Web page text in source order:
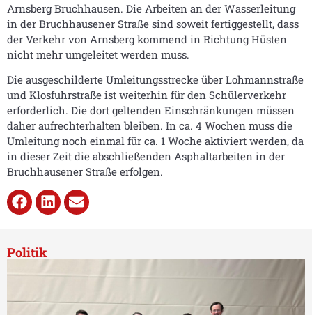
Arnsberg Bruchhausen. Die Arbeiten an der Wasserleitung
in der Bruchhausener Straße sind soweit fertiggestellt, dass
der Verkehr von Arnsberg kommend in Richtung Hüsten
nicht mehr umgeleitet werden muss.
Die ausgeschilderte Umleitungsstrecke über Lohmannstraße
und Klosfuhrstraße ist weiterhin für den Schülerverkehr
erforderlich. Die dort geltenden Einschränkungen müssen
daher aufrechterhalten bleiben. In ca. 4 Wochen muss die
Umleitung noch einmal für ca. 1 Woche aktiviert werden, da
in dieser Zeit die abschließenden Asphaltarbeiten in der
Bruchhausener Straße erfolgen.
Politik